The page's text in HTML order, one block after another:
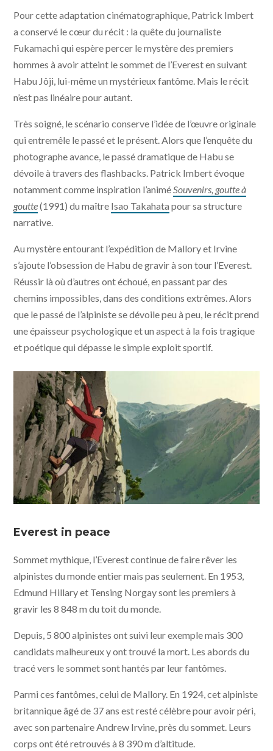
Pour cette adaptation cinématographique, Patrick Imbert
a conservé le cœur du récit : la quête du journaliste
Fukamachi qui espère percer le mystère des premiers
hommes à avoir atteint le sommet de l’Everest en suivant
Habu Jôji, lui-même un mystérieux fantôme. Mais le récit
n’est pas linéaire pour autant.
Très soigné, le scénario conserve l’idée de l’œuvre originale
qui entremêle le passé et le présent. Alors que l’enquête du
photographe avance, le passé dramatique de Habu se
dévoile à travers des flashbacks. Patrick Imbert évoque
notamment comme inspiration l’animé Souvenirs, goutte à
goutte(1991) du maître Isao Takahata pour sa structure
narrative.
Au mystère entourant l’expédition de Mallory et Irvine
s’ajoute l’obsession de Habu de gravir à son tour l’Everest.
Réussir là où d’autres ont échoué, en passant par des
chemins impossibles, dans des conditions extrêmes. Alors
que le passé de l’alpiniste se dévoile peu à peu, le récit prend
une épaisseur psychologique et un aspect à la fois tragique
et poétique qui dépasse le simple exploit sportif.
/ Mélusine Productions / France 3 Cinéma / AuRA
Everest in peace
Sommet mythique, l’Everest continue de faire rêver les
alpinistes du monde entier mais pas seulement. En 1953,
Edmund Hillary et Tensing Norgay sont les premiers à
gravir les 8 848 m du toit du monde.
Depuis, 5 800 alpinistes ont suivi leur exemple mais 300
candidats malheureux y ont trouvé la mort. Les abords du
tracé vers le sommet sont hantés par leur fantômes.
Parmi ces fantômes, celui de Mallory. En 1924, cet alpiniste
britannique âgé de 37 ans est resté célèbre pour avoir péri,
avec son partenaire Andrew Irvine, près du sommet. Leurs
corps ont été retrouvés à 8 390 m d’altitude.